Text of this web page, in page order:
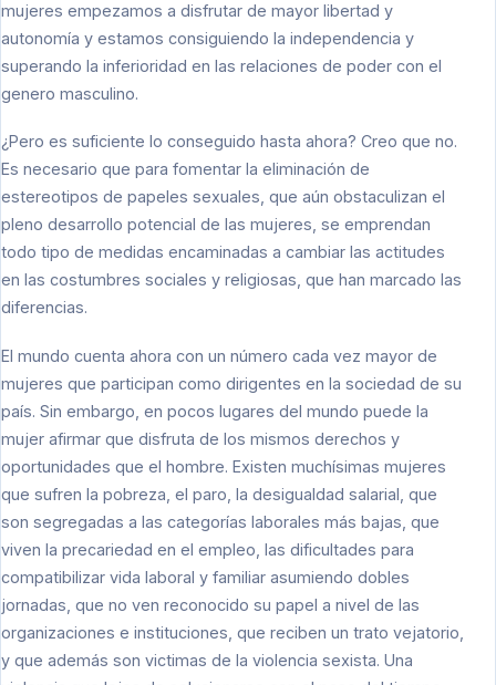
mujeres empezamos a disfrutar de mayor libertad y
autonomía y estamos consiguiendo la independencia y
superando la inferioridad en las relaciones de poder con el
genero masculino.
¿Pero es suficiente lo conseguido hasta ahora? Creo que no.
Es necesario que para fomentar la eliminación de
estereotipos de papeles sexuales, que aún obstaculizan el
pleno desarrollo potencial de las mujeres, se emprendan
todo tipo de medidas encaminadas a cambiar las actitudes
en las costumbres sociales y religiosas, que han marcado las
diferencias.
El mundo cuenta ahora con un número cada vez mayor de
mujeres que participan como dirigentes en la sociedad de su
país. Sin embargo, en pocos lugares del mundo puede la
mujer afirmar que disfruta de los mismos derechos y
oportunidades que el hombre. Existen muchísimas mujeres
que sufren la pobreza, el paro, la desigualdad salarial, que
son segregadas a las categorías laborales más bajas, que
viven la precariedad en el empleo, las dificultades para
compatibilizar vida laboral y familiar asumiendo dobles
jornadas, que no ven reconocido su papel a nivel de las
organizaciones e instituciones, que reciben un trato vejatorio,
y que además son victimas de la violencia sexista. Una